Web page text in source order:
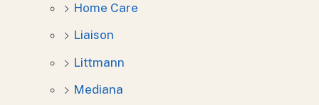
Home Care
Liaison
Littmann
Mediana